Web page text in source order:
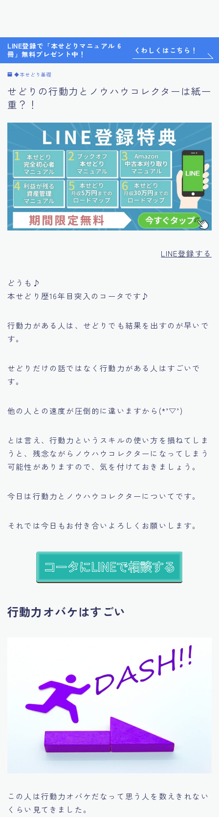
LINE登録で「本せどりマニュアル 6
冊」無料プレゼント中！
くわしくはこちら！
◆本せどり基礎
せどりの行動力とノウハウコレクターは紙一
重？！
LINE登録する
どうも♪
本せどり歴16年目突入のコータです♪
行動力がある人は、せどりでも結果を出すのが早いで
す。
せどりだけの話ではなく行動力がある人はすごいで
す。
他の人との速度が圧倒的に違いますから(*’▽’)
とは言え、行動力というスキルの使い方を損ねてしま
うと、 残念ながらノウハウコレクターになってしまう
可能性がありますので、気を付けておきましょう。
今日は行動力とノウハウコレクターについてです。
それでは今日もお付き合いよろしくお願いします。
行動力オバケはすごい
この人は行動力オバケだなって思う人を数えきれない
くらい見てきました。